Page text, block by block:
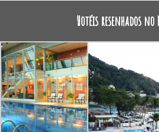
Hotéis resenhados